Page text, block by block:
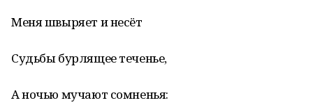
Меня швыряет и несёт
Судьбы бурлящее теченье,
А ночью мучают сомненья: